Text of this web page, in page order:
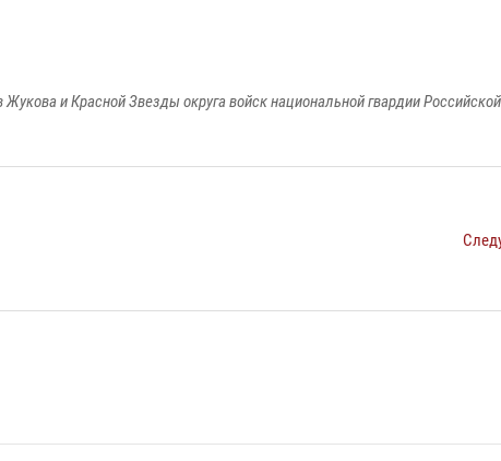
и Красной Звезды округа войск национальной гвардии